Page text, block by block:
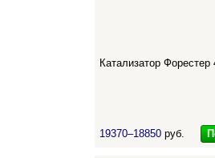
Катализатор Форестер
19370–18850 руб.